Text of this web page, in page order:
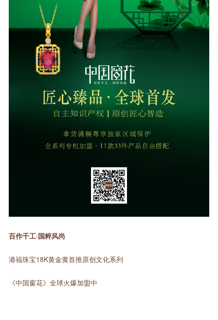
百作千工·国粹风尚
港福珠宝18K黄金黄首推原创文化系列
《中国窗花》全球火爆加盟中